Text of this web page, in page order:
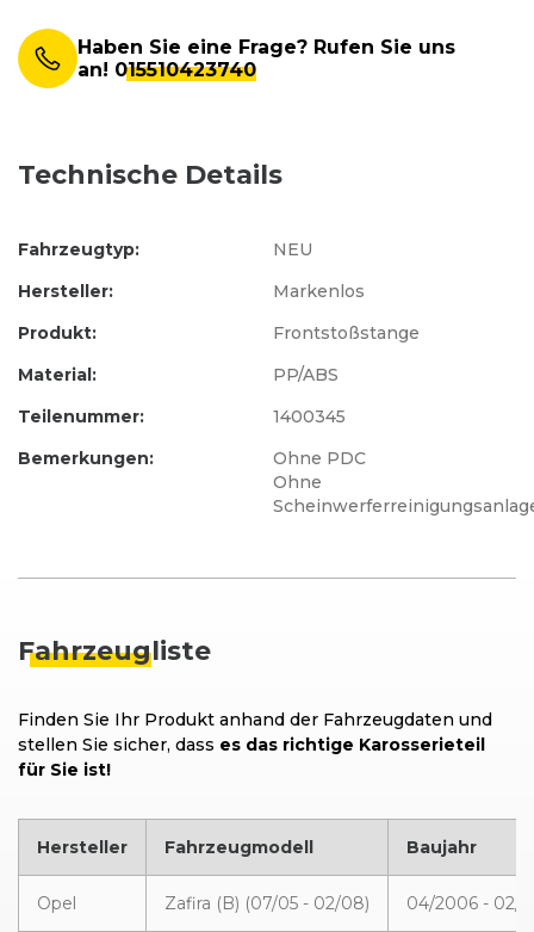
Haben Sie eine Frage? Rufen Sie uns
an! 015510423740
Technische Details
Hersteller:
Markenlos
Produkt:
Frontstoßstange
Fahrzeugtyp: NEU
Material:
PP/ABS
Teilenummer:
1400345
Bemerkungen:
Ohne PDC
Ohne
Fahrzeugliste
Finden Sie Ihr Produkt anhand der Fahrzeugdaten und
stellen Sie sicher, dass es das richtige Karosserieteil
für Sie ist!
Hersteller Fahrzeugmodell Baujahr
Opel Zafira (B) (07/05 - 02/08) 04/2006 - 02/